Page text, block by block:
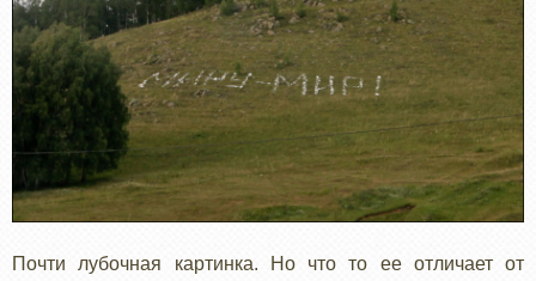
Почти лубочная картинка. Но что то ее отличает от